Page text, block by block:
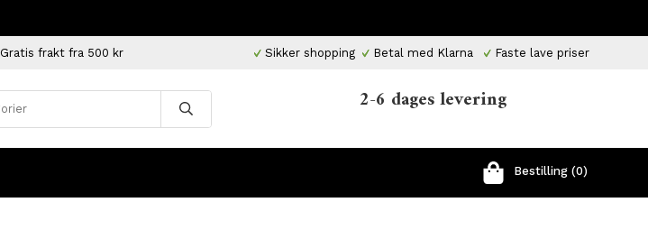
Gratis frakt fra 500 kr Sikker shopping Betal med Klarna Faste lave priser
2-6 dages levering
Bestilling (0)